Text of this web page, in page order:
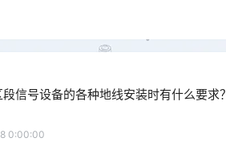
信号设备的各种地线安装时有什么要求？
0:00:00